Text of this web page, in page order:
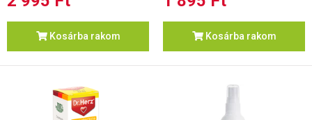
Kosárba rakom Kosárba rakom